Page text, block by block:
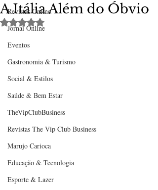
Revistas Online
Jornal Online
Eventos
Gastronomia & Turismo
Social & Estilos
Saúde & Bem Estar
TheVipClubBusiness
Revistas The Vip Club Business
Marujo Carioca
Educação & Tecnologia
Esporte & Lazer
A Itália Além do Óbvio
Avaliado com NaN de 5 estrelas.